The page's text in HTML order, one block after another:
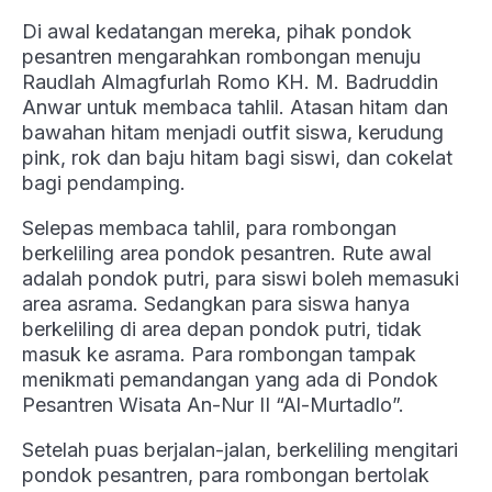
Di awal kedatangan mereka, pihak pondok
pesantren mengarahkan rombongan menuju
Raudlah Almagfurlah Romo KH. M. Badruddin
Anwar untuk membaca tahlil. Atasan hitam dan
bawahan hitam menjadi outfit siswa, kerudung
pink, rok dan baju hitam bagi siswi, dan cokelat
bagi pendamping.
Selepas membaca tahlil, para rombongan
berkeliling area pondok pesantren. Rute awal
adalah pondok putri, para siswi boleh memasuki
area asrama. Sedangkan para siswa hanya
berkeliling di area depan pondok putri, tidak
masuk ke asrama. Para rombongan tampak
menikmati pemandangan yang ada di Pondok
Pesantren Wisata An-Nur II “Al-Murtadlo”.
Setelah puas berjalan-jalan, berkeliling mengitari
pondok pesantren, para rombongan bertolak